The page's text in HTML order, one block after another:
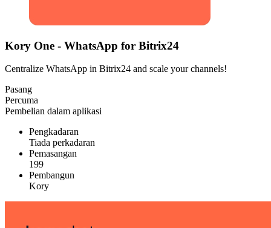
Kory One - WhatsApp for Bitrix24
Centralize WhatsApp in Bitrix24 and scale your channels!
Pasang
Percuma
Pembelian dalam aplikasi
Pengkadaran
Tiada perkadaran
Pemasangan
199
Pembangun
Kory